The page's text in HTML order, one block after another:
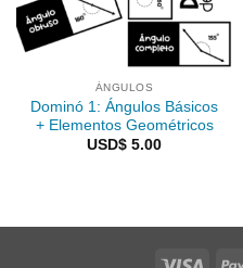
ÁNGULOS
Dominó 1: Ángulos Básicos
+ Elementos Geométricos
USD$ 5.00